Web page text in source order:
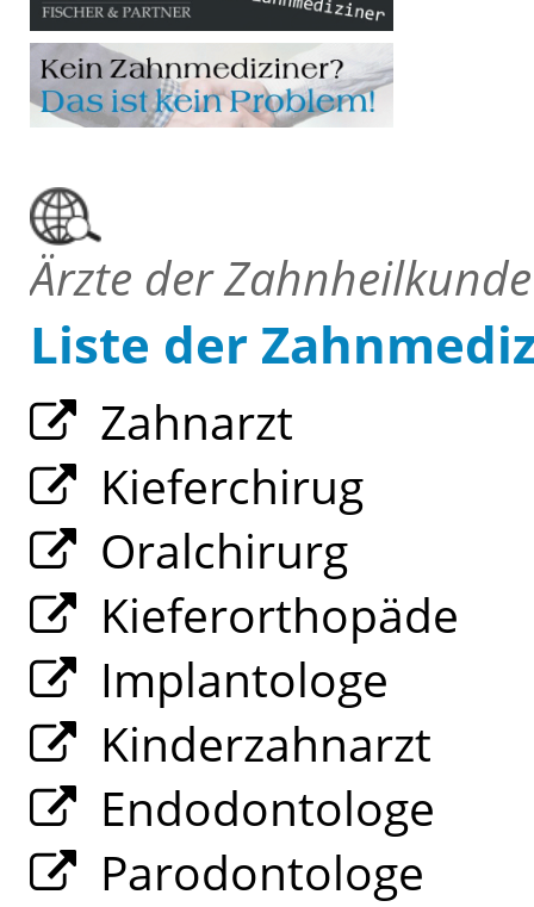
Ärzte der Zahnheilkunde
Liste der
Zahnarzt
Kieferchirug
Oralchirurg
Kieferorthopäde
Implantologe
Kinderzahnarzt
Endodontologe
Parodontologe